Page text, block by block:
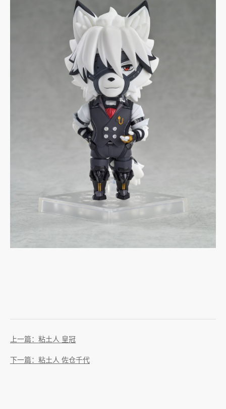
上一篇：粘土人 皇冠
下一篇：粘土人 佐仓千代